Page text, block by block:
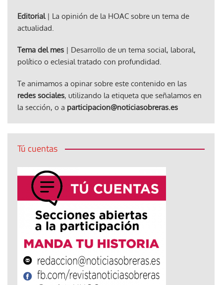
Editorial| La opinión de la HOAC sobre un tema de
actualidad.
Tema del mes | Desarrollo de un tema social, laboral,
político o eclesial tratado con profundidad.
Te animamos a opinar sobre este contenido en las
redes sociales, utilizando la etiqueta que señalamos en
la sección, o a participacion@noticiasobreras.es
Tú cuentas